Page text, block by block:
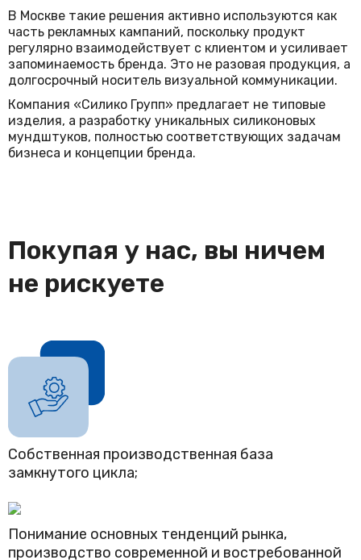
В Москве такие решения активно используются как
часть рекламных кампаний, поскольку продукт
регулярно взаимодействует с клиентом и усиливает
запоминаемость бренда. Это не разовая продукция, а
долгосрочный носитель визуальной коммуникации.
Компания «Силико Групп» предлагает не типовые
изделия, а разработку уникальных силиконовых
мундштуков, полностью соответствующих задачам
бизнеса и концепции бренда.
Покупая у нас, вы ничем
не рискуете
Собственная производственная база
замкнутого цикла;
Понимание основных тенденций рынка,
производство современной и востребованной